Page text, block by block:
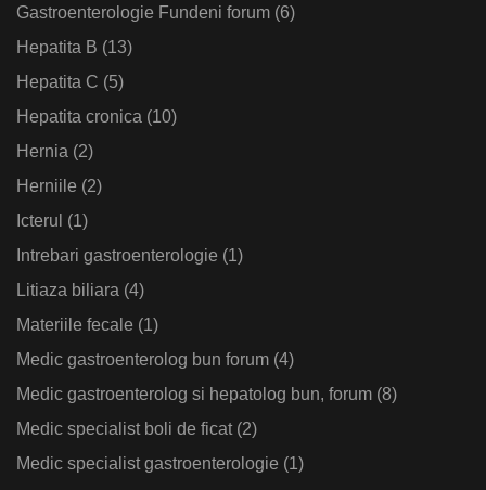
Gastroenterologie Fundeni forum (6)
Hepatita B (13)
Hepatita C (5)
Hepatita cronica (10)
Hernia (2)
Herniile (2)
Icterul (1)
Intrebari gastroenterologie (1)
Litiaza biliara (4)
Materiile fecale (1)
Medic gastroenterolog bun forum (4)
Medic gastroenterolog si hepatolog bun, forum (8)
Medic specialist boli de ficat(2)
Medic specialist gastroenterologie (1)